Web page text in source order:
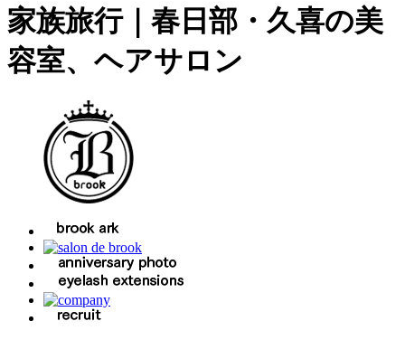
家族旅行｜春日部・久喜の美
容室、ヘアサロン